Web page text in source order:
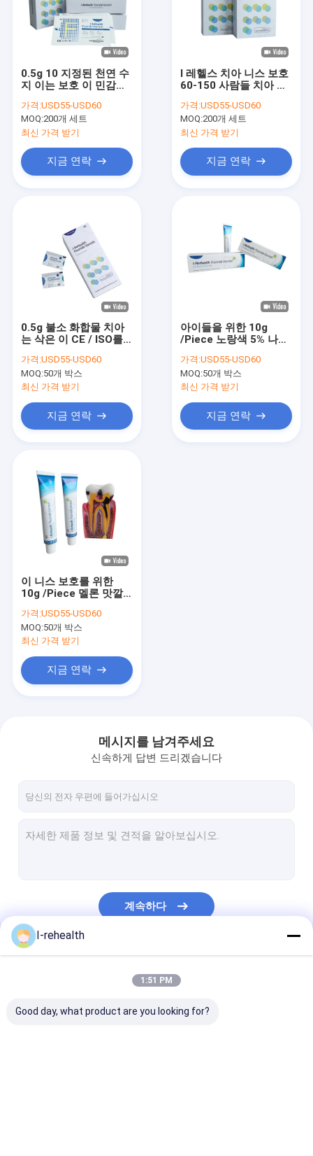
제품
우리 에 관한 것
공장 투어
뉴스
블로그
나트륨 불소 바니쉬
프로플로라드 니스
이는 보호에 니스를 칠합니다
불소 화합물 방수제
0.5g 10 지정된 천연 수
지 이는 보호 이 민감도
가격:USD55-USD60
MOQ:200개 세트
최신 가격 받기
지금 연락
I 레헬스 치아 니스 보호
60-150 사람들 치아 불
가격:USD55-USD60
MOQ:200개 세트
최신 가격 받기
지금 연락
0.5g 불소 화합물 치아
는 삭은 이 CE / ISO를
보호하기 위해 니스를
칠합니다
가격:USD55-USD60
MOQ:50개 박스
최신 가격 받기
지금 연락
아이들을 위한 10g
/Piece 노랑색 5% 나트
가격:USD55-USD60
MOQ:50개 박스
최신 가격 받기
지금 연락
이 니스 보호를 위한
10g /Piece 멜론 맛깔
가격:USD55-USD60
MOQ:50개 박스
최신 가격 받기
지금 연락
메시지를 남겨주세요
신속하게 답변 드리겠습니다
계속하다
I-rehealth
1:51 PM
Good day, what product are you looking for?